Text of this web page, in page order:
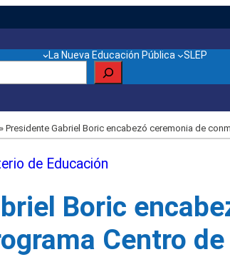
La Nueva Educación Pública SLEP
» Presidente Gabriel Boric encabezó ceremonia de
de Educación
Boric
Centro